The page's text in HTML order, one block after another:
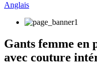
Anglais
Gants femme en
avec couture